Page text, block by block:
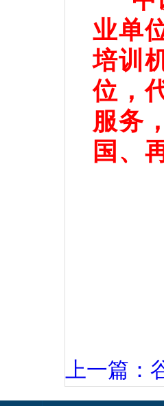
业单
培训
位，
服务
国、
上一篇：